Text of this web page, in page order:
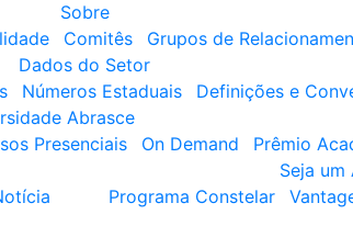
Sobre
Comitês Grupos de
Dados do Setor
Números Estaduais Definições e
Abrasce
Presenciais On Demand Prêmio
Seja um
Programa Constelar